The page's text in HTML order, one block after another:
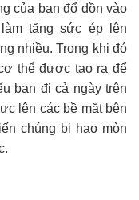
của bạn đổ dồn vào
tăng sức ép lên
nhiều. Trong khi đó
thể được tạo ra để
bạn đi cả ngày trên
lên các bề mặt bên
chúng bị hao mòn